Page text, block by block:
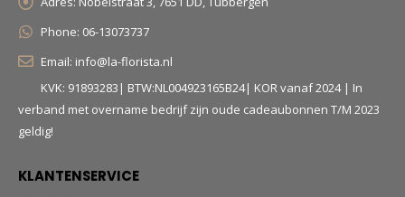
Phone: 06-13073737
Email: info@la-florista.nl
KVK: 91893283| BTW:NL004923165B24| KOR vanaf 2024 | In
verband met overname bedrijf zijn oude cadeaubonnen T/M 2023
geldig!
KLANTENSERVICE